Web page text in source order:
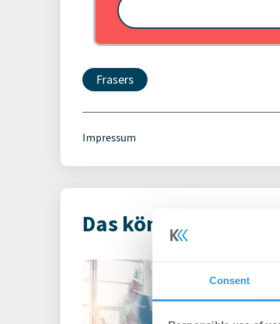
Consent
Frasers
Impressum
Das könnte Dich
Philipp
Gruppe